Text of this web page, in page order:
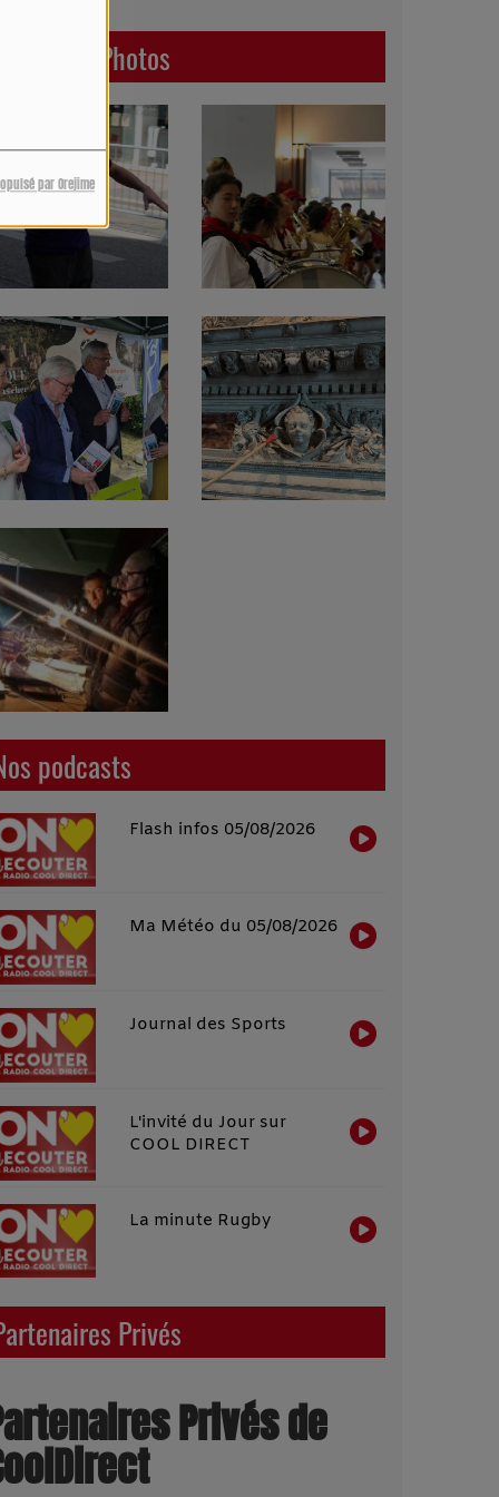
par Orejime
Dernières Photos
podcasts
Flash infos 05/08/2026
Ma Météo du 05/08/2026
Journal des Sports
L'invité du Jour sur
COOL DIRECT
La minute Rugby
Privés
Privés de